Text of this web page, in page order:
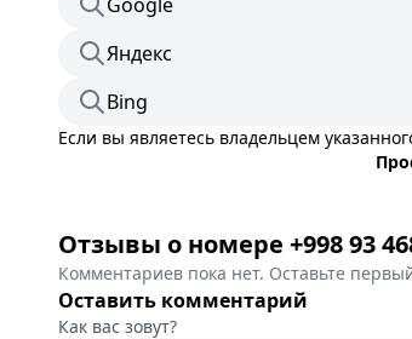
Яндекс
Bing
Если вы являетесь владельцем
Отзывы о номере +998 93
Комментариев пока нет. Оставьте
Оставить комментарий
Как вас зовут?